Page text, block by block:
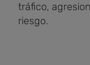
tráfico,
riesgo.